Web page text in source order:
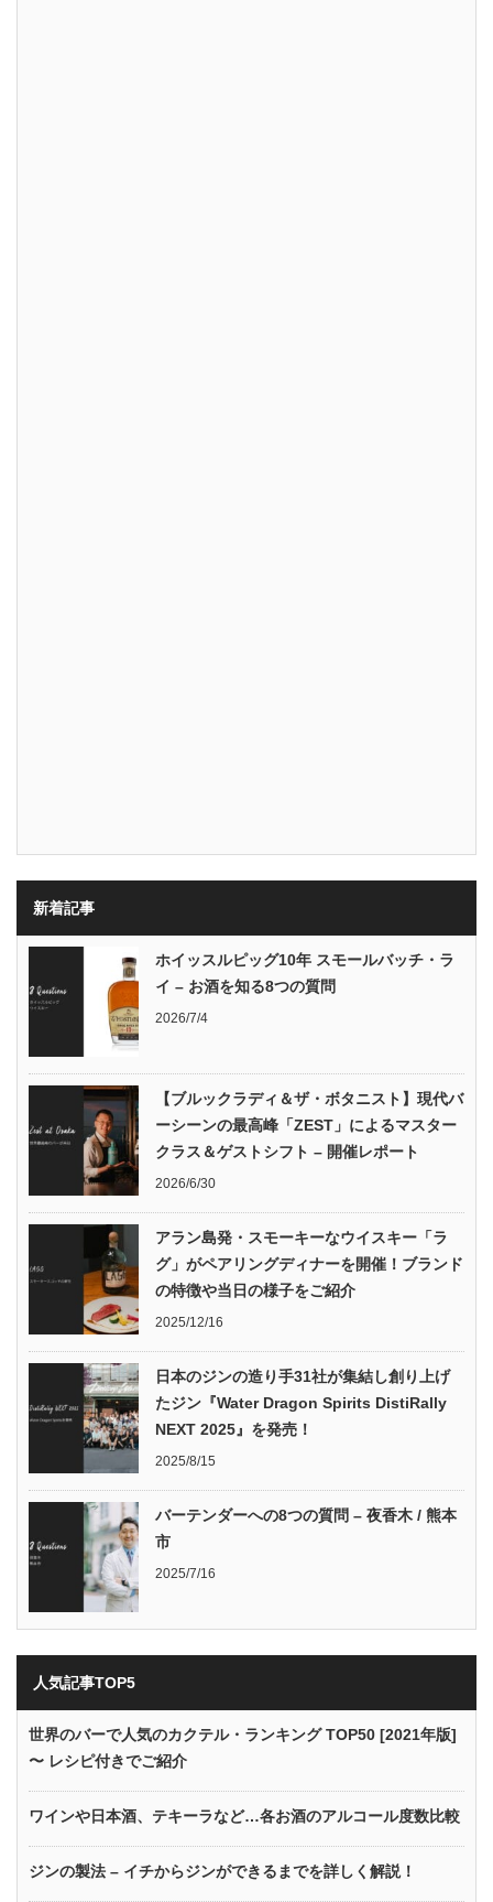
新着記事
ホイッスルピッグ10年 スモールバッチ・ラ
イ – お酒を知る8つの質問
2026/7/4
【ブルックラディ＆ザ・ボタニスト】現代バ
ーシーンの最高峰「ZEST」によるマスター
クラス＆ゲストシフト – 開催レポート
2026/6/30
アラン島発・スモーキーなウイスキー「ラ
グ」がペアリングディナーを開催！ブランド
の特徴や当日の様子をご紹介
2025/12/16
日本のジンの造り手31社が集結し創り上げ
たジン『Water Dragon Spirits DistiRally
NEXT 2025』を発売！
2025/8/15
バーテンダーへの8つの質問 – 夜香木 / 熊本
市
2025/7/16
人気記事TOP5
世界のバーで人気のカクテル・ランキング TOP50 [2021年版]
〜 レシピ付きでご紹介
ワインや日本酒、テキーラなど…各お酒のアルコール度数比較
ジンの製法 – イチからジンができるまでを詳しく解説！